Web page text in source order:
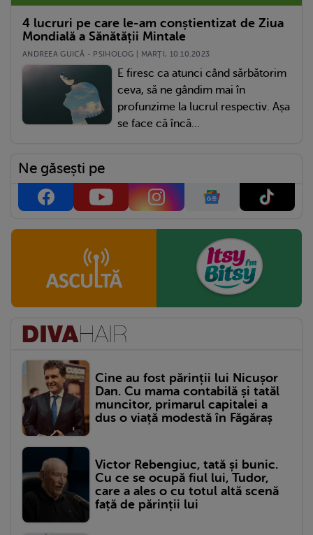
4 lucruri pe care le-am conștientizat de Ziua
Mondială a Sănătății Mintale
ANDREEA GUICĂ - PSIHOLOG | MARŢI, 10.10.2023
E firesc ca atunci când sărbătorim
ceva, să ne gândim mai în
profunzime la lucrul respectiv. Așa
se face că încă...
Ne găsești pe
Cine au fost părinții lui Nicușor
Dan. Cu mama contabilă și tatăl
muncitor, primarul capitalei a
dus o viață modestă în Făgăraș
Victor Rebengiuc, tată și bunic.
Cu ce se ocupă fiul lui, Tudor,
care a ales o cu totul altă scenă
față de părinții lui